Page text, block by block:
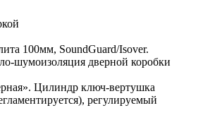
100мм, SoundGuard/Isover.
шумоизоляция дверной коробки
Цилиндр ключ-вертушка
регулируемый